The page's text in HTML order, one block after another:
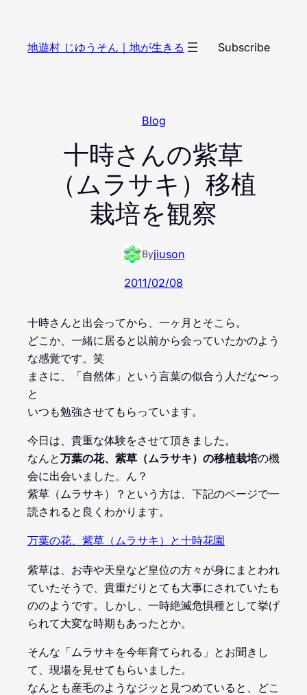
地遊村 じゆうそん｜地が生きる Subscribe
Blog
十時さんの紫草
（ムラサキ）移植
栽培を観察
Byjiuson
2011/02/08
十時さんと出会ってから、一ヶ月とそこら。
どこか、一緒に居ると以前から会っていたかのよう
な感覚です。笑
まさに、「自然体」という言葉の似合う人だな〜っ
と
いつも勉強させてもらっています。
今日は、貴重な体験をさせて頂きました。
なんと万葉の花、紫草（ムラサキ）の移植栽培の機
会に出会いました。ん？
紫草（ムラサキ）？という方は、下記のページで一
読されると良くわかります。
万葉の花、紫草（ムラサキ）と十時花園
紫草は、お寺や天皇など皇位の方々が身にまとわれ
ていたそうで、貴重だりとても大事にされていたも
ののようです。しかし、一時絶滅危惧種として挙げ
られて大変な時期もあったとか。
そんな「ムラサキを今年育てられる」とお聞きし
て、現場を見せてもらいました。
なんとも産毛のようなジッと見つめていると、どこ